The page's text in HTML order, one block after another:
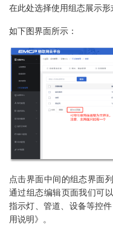
在此处选择使用组态展示形
如下图界面所示：
点击界面中间的组态界面
通过组态编辑页面我们可
指示灯、管道、设备等控
用说明》。